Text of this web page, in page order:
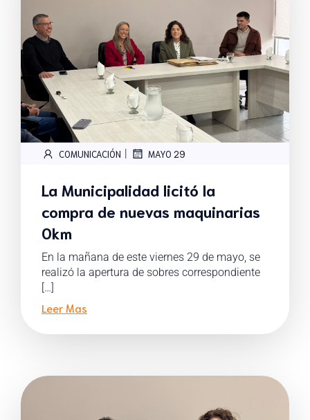
COMUNICACIÓN | MAYO 29
La Municipalidad licitó la
compra de nuevas maquinarias
0km
En la mañana de este viernes 29 de mayo, se
realizó la apertura de sobres correspondiente
[…]
Leer Mas